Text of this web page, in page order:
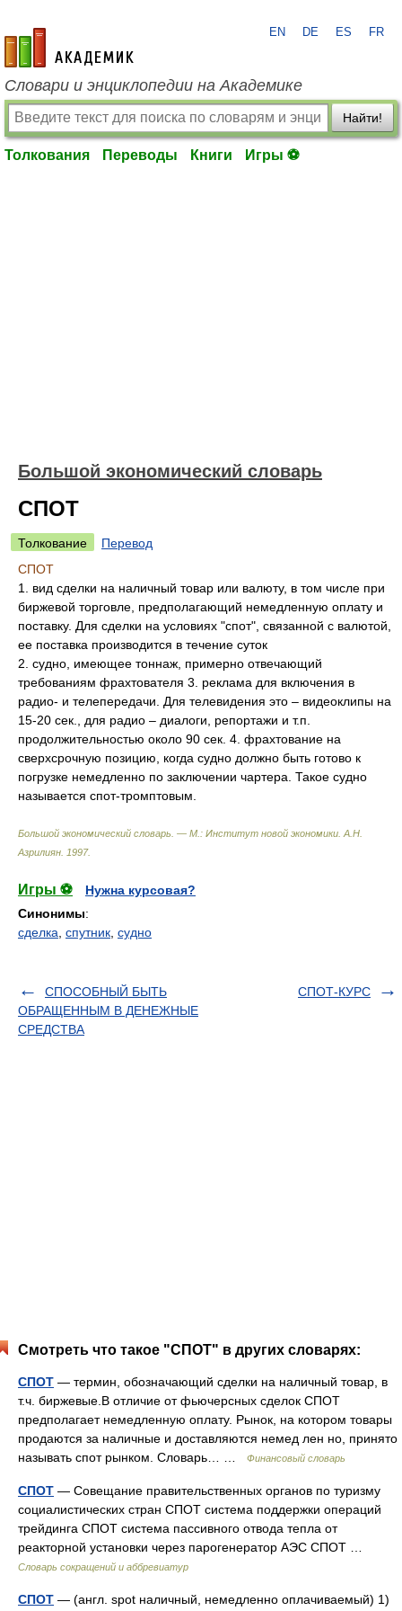
academic.ru
EN DE ES FR
Словари и энциклопедии на Академике
Найти!
Толкования Переводы Книги Игры ⚽
Большой экономический словарь
СПОТ
Толкование
Перевод
СПОТ
1. вид сделки на наличный товар или валюту, в том числе при
биржевой торговле, предполагающий немедленную оплату и
поставку. Для сделки на условиях "спот", связанной с валютой,
ее поставка производится в течение суток
2. судно, имеющее тоннаж, примерно отвечающий
требованиям фрахтователя 3. реклама для включения в
радио- и телепередачи. Для телевидения это – видеоклипы на
15-20 сек., для радио – диалоги, репортажи и т.п.
продолжительностью около 90 сек. 4. фрахтование на
сверхсрочную позицию, когда судно должно быть готово к
погрузке немедленно по заключении чартера. Такое судно
называется спот-тромптовым.
Большой экономический словарь. — М.: Институт новой экономики А.Н.
Азрилиян 1997.
Игры ⚽
Нужна курсовая?
Синонимы:
сделка спутник судно
СПОСОБНЫЙ БЫТЬ
ОБРАЩЕННЫМ В ДЕНЕЖНЫЕ
СРЕДСТВА
СПОТ-КУРС
Смотреть что такое "СПОТ" в других словарях:
СПОТ — термин, обозначающий сделки на наличный товар, в
т.ч. биржевые.В отличие от фьючерсных сделок СПОТ
предполагает немедленную оплату. Рынок, на котором товары
продаются за наличные и доставляются немед лен но, принято
называть спот рынком. Словарь… …
Финансовый словарь
СПОТ — Совещание правительственных органов по туризму
социалистических стран СПОТ система поддержки операций
трейдинга СПОТ система пассивного отвода тепла от
реакторной установки через парогенератор АЭС СПОТ …
Словарь сокращений и аббревиатур
СПОТ — (англ. spot наличный, немедленно оплачиваемый) 1)